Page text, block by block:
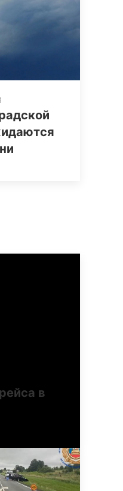
в